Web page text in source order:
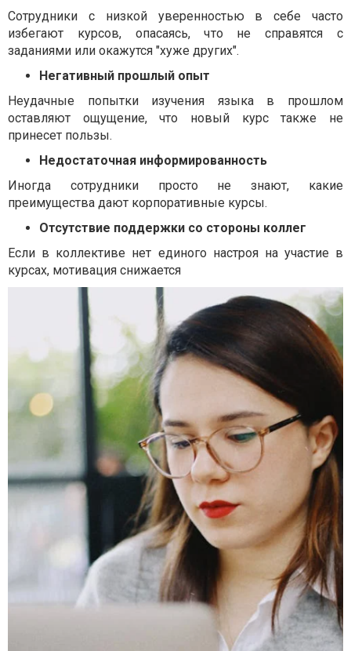
Сотрудники с низкой уверенностью в себе часто
избегают курсов, опасаясь, что не справятся с
заданиями или окажутся "хуже других".
Негативный прошлый опыт
Неудачные попытки изучения языка в прошлом
оставляют ощущение, что новый курс также не
принесет пользы.
Недостаточная информированность
Иногда сотрудники просто не знают, какие
преимущества дают корпоративные курсы.
Отсутствие поддержки со стороны коллег
Если в коллективе нет единого настроя на участие в
курсах, мотивация снижается